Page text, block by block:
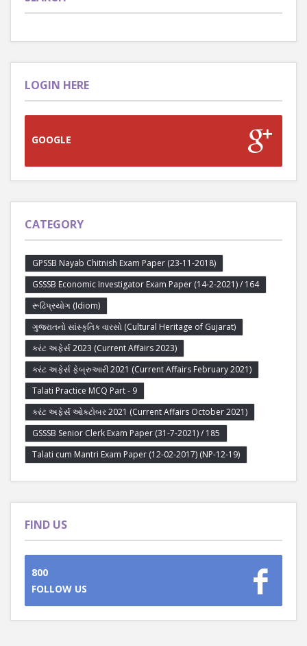
LOGIN HERE
GOOGLE
CATEGORY
GPSSB Nayab Chitnish Exam Paper (23-11-2018)
GSSSB Economic Investigator Exam Paper (14-2-2021) / 164
રૂઢિપ્રયોગ (Idiom)
ગુજરાતનો સાંસ્કૃતિક વારસો (Cultural Heritage of Gujarat)
કરંટ અફેર્સ 2023 (Current Affairs 2023)
કરંટ અફેર્સ ફેબ્રુઆરી 2021 (Current Affairs February 2021)
Talati Practice MCQ Part - 9
કરંટ અફેર્સ ઓક્ટોબર 2021 (Current Affairs October 2021)
GSSSB Senior Clerk Exam Paper (31-7-2021) / 185
Talati cum Mantri Exam Paper (12-02-2017) (NP-12-19)
FIND US
800
FOLLOW US